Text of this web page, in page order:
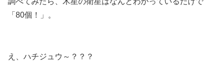
「80個！」。
え、ハチジュウ～？？？